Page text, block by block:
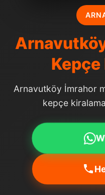
Arnavutköy İmrahor
kepçe